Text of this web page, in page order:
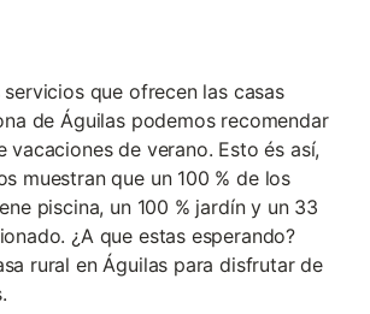
que ofrecen las casas
de Águilas podemos recomendar
vacaciones de verano. Esto és así,
muestran que un 100 % de los
piscina, un 100 % jardín y un 33
¿A que estas esperando?
rural en Águilas para disfrutar de